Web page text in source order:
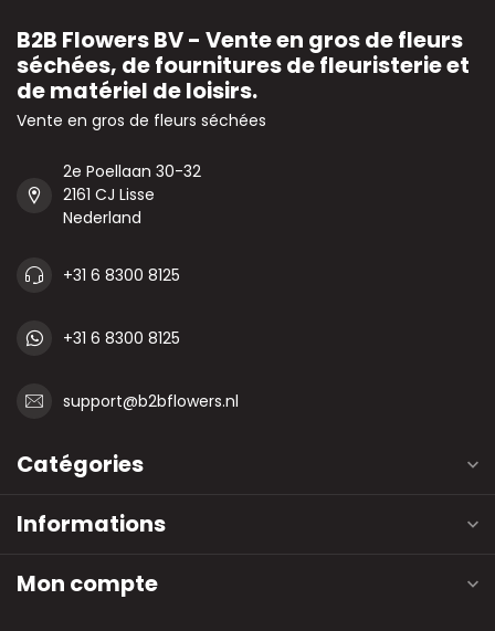
B2B Flowers BV - Vente en gros de fleurs
séchées, de fournitures de fleuristerie et
de matériel de loisirs.
Vente en gros de fleurs séchées
2e Poellaan 30-32
2161 CJ Lisse
Nederland
+31 6 8300 8125
+31 6 8300 8125
support@b2bflowers.nl
Catégories
Informations
Mon compte